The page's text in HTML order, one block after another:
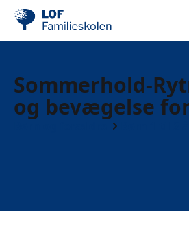
Sommerhold-
og bevægelse